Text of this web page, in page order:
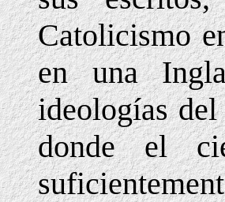
Catolicismo
en una
ideologías
donde el